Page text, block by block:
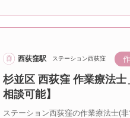
西荻窪駅 ステーション西荻窪
杉並区 西荻窪 作業療法
相談可能】
ステーション西荻窪の作業療法士(非